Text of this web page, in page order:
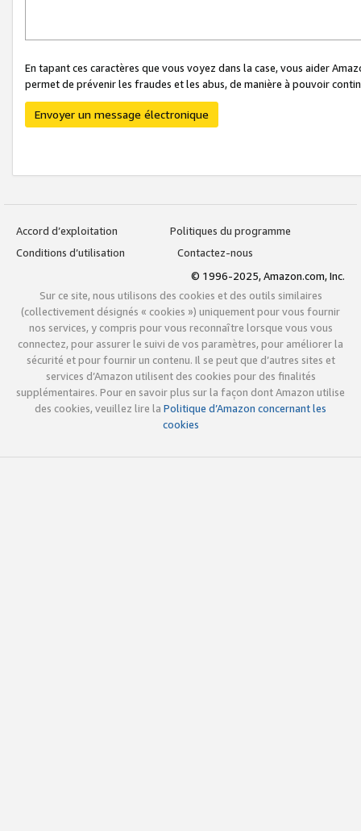
En tapant ces caractères que vous voyez dans la case, vous aider
permet de prévenir les fraudes et les abus, de manière à pouvoir
Envoyer un message électronique
Accord d’exploitation
Politiques du programme
Conditions d’utilisation
Contactez-nous
© 1996-2025, Amazon.com, Inc.
Sur ce site, nous utilisons des cookies et des outils similaires
(collectivement désignés « cookies ») uniquement pour vous fournir
nos services, y compris pour vous reconnaître lorsque vous vous
connectez, pour assurer le suivi de vos paramètres, pour améliorer la
sécurité et pour fournir un contenu. Il se peut que d’autres sites et
services d’Amazon utilisent des cookies pour des finalités
supplémentaires. Pour en savoir plus sur la façon dont Amazon utilise
des cookies, veuillez lire la Politique d’Amazon concernant les
cookies